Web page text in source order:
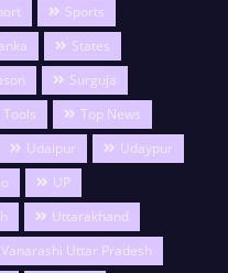
Sports
States
Surguja
Tools
Top News
Udaipur
Udaypur
UP
Uttarakhand
Vanarashi Uttar Pradesh